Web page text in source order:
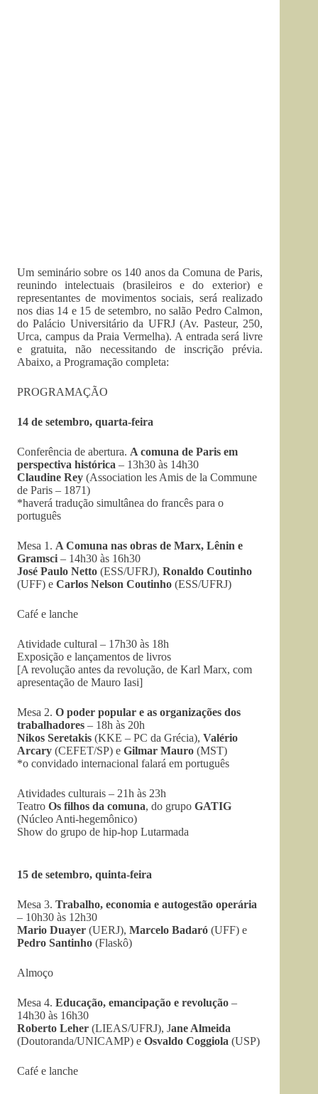
Um seminário sobre os 140 anos da Comuna de Paris,
reunindo intelectuais (brasileiros e do exterior) e
representantes de movimentos sociais, será realizado
nos dias 14 e 15 de setembro, no salão Pedro Calmon,
do Palácio Universitário da UFRJ (Av. Pasteur, 250,
Urca, campus da Praia Vermelha). A entrada será livre
e gratuita, não necessitando de inscrição prévia.
Abaixo, a Programação completa:
PROGRAMAÇÃO
14 de setembro, quarta-feira
Conferência de abertura. A comuna de Paris em
perspectiva histórica – 13h30 às 14h30
Claudine Rey (Association les Amis de la Commune
de Paris – 1871)
*haverá tradução simultânea do francês para o
português
Mesa 1. A Comuna nas obras de Marx, Lênin e
Gramsci – 14h30 às 16h30
José Paulo Netto (ESS/UFRJ), Ronaldo Coutinho
(UFF) e Carlos Nelson Coutinho (ESS/UFRJ)
Café e lanche
Atividade cultural – 17h30 às 18h
Exposição e lançamentos de livros
[A revolução antes da revolução, de Karl Marx, com
apresentação de Mauro Iasi]
Mesa 2. O poder popular e as organizações dos
trabalhadores – 18h às 20h
Nikos Seretakis (KKE – PC da Grécia), Valério
Arcary (CEFET/SP) e Gilmar Mauro (MST)
*o convidado internacional falará em português
Atividades culturais – 21h às 23h
Teatro Os filhos da comuna, do grupo GATIG
(Núcleo Anti-hegemônico)
Show do grupo de hip-hop Lutarmada
15 de setembro, quinta-feira
Mesa 3. Trabalho, economia e autogestão operária
– 10h30 às 12h30
Mario Duayer (UERJ), Marcelo Badaró (UFF) e
Pedro Santinho (Flaskô)
Almoço
Mesa 4. Educação, emancipação e revolução –
14h30 às 16h30
Roberto Leher (LIEAS/UFRJ), Jane Almeida
(Doutoranda/UNICAMP) e Osvaldo Coggiola (USP)
Café e lanche